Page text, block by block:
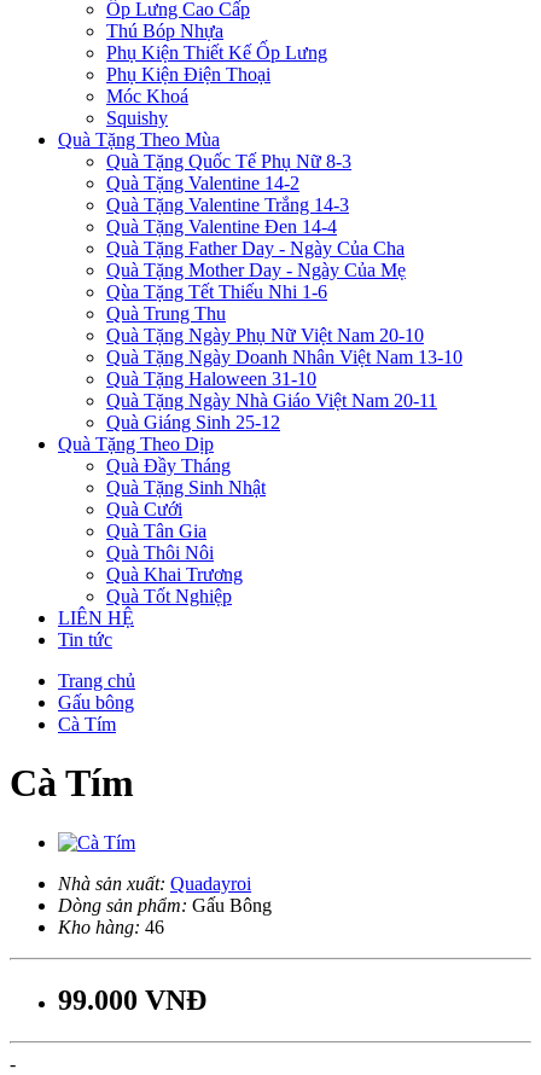
Ốp Lưng Cao Cấp
Thú Bóp Nhựa
Phụ Kiện Thiết Kế Ốp Lưng
Phụ Kiện Điện Thoại
Móc Khoá
Squishy
Quà Tặng Theo Mùa
Quà Tặng Quốc Tế Phụ Nữ 8-3
Quà Tặng Valentine 14-2
Quà Tặng Valentine Trắng 14-3
Quà Tặng Valentine Đen 14-4
Quà Tặng Father Day - Ngày Của Cha
Quà Tặng Mother Day - Ngày Của Mẹ
Qùa Tặng Tết Thiếu Nhi 1-6
Quà Trung Thu
Quà Tặng Ngày Phụ Nữ Việt Nam 20-10
Quà Tặng Ngày Doanh Nhân Việt Nam 13-10
Quà Tặng Haloween 31-10
Quà Tặng Ngày Nhà Giáo Việt Nam 20-11
Quà Giáng Sinh 25-12
Quà Tặng Theo Dịp
Quà Đầy Tháng
Quà Tặng Sinh Nhật
Quà Cưới
Quà Tân Gia
Quà Thôi Nôi
Quà Khai Trương
Quà Tốt Nghiệp
LIÊN HỆ
Tin tức
Trang chủ
Gấu bông
Cà Tím
Cà Tím
Nhà sản xuất: Quadayroi
Dòng sản phẩm: Gấu Bông
Kho hàng: 46
99.000 VNĐ
-